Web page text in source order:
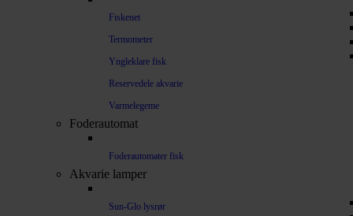
Fiskenet
Termometer
Yngleklare fisk
Reservedele akvarie
Varmelegeme
Foderautomat
Foderautomater fisk
Akvarie lamper
Sun-Glo lysrør